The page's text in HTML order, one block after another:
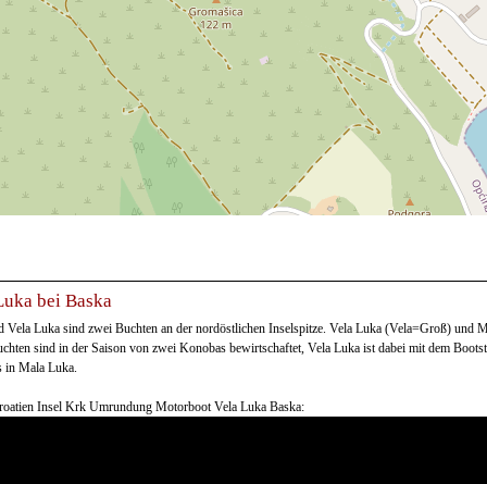
bei Baska
Vela Luka sind zwei Buchten an der nordöstlichen Inselspitze. Vela Luka (Vela=Groß) und
sind in der Saison von zwei Konobas bewirtschaftet, Vela Luka ist dabei mit dem
in Mala Luka.
Insel Krk Umrundung Motorboot Vela Luka Baska: